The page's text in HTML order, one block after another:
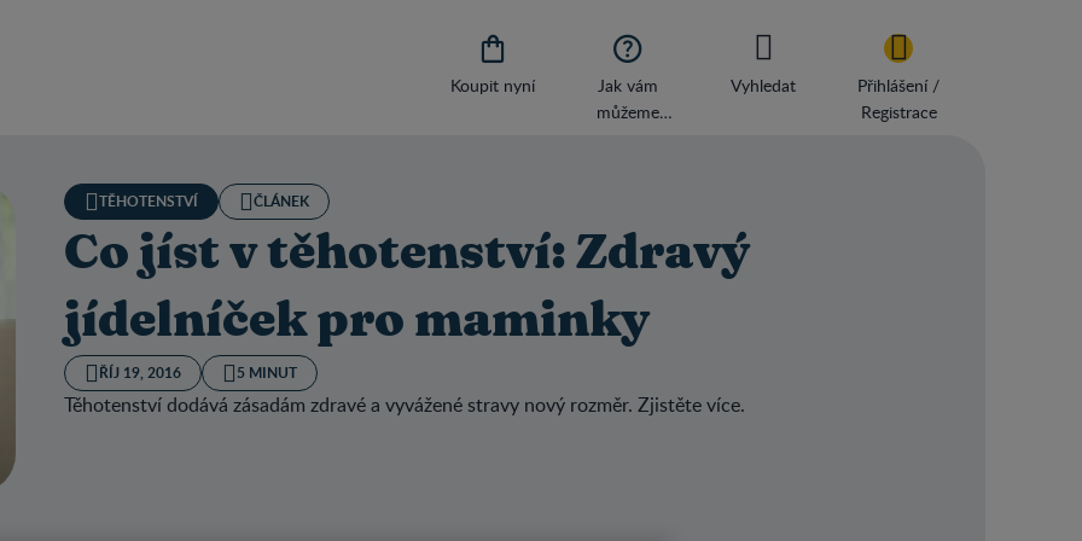

Koupit nyní

Jak vám
můžeme
Vyhledat
Přihlášení /
Registrace
TĚHOTENSTVÍ ČLÁNEK
Co jíst v těhotenství: Zdravý
jídelníček pro maminky
ŘÍJ 19, 2016 5 MINUT
Těhotenství dodává zásadám zdravé a vyvážené stravy nový rozměr. Zjistěte více.